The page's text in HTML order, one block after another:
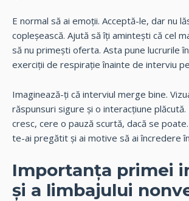
E normal să ai emoții. Acceptă-le, dar nu
copleșească. Ajută să îți amintești că cel
să nu primești oferta. Asta pune lucrurile
exerciții de respirație înainte de interviu
Imaginează-ți că interviul merge bine.
răspunsuri sigure și o interacțiune plăcută.
cresc, cere o pauză scurtă, dacă se
te-ai pregătit și ai motive să ai încredere
Importanța primei
și a limbajului